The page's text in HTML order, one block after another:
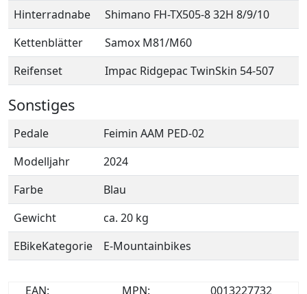
Hinterradnabe
Shimano FH-TX505-8 32H 8/9/10
Kettenblätter
Samox M81/M60
Reifenset
Impac Ridgepac TwinSkin 54-507
Sonstiges
Pedale
Feimin AAM PED-02
Modelljahr
2024
Farbe
Blau
Gewicht
ca. 20 kg
EBikeKategorie
E-Mountainbikes
EAN:
MPN:
0013227732